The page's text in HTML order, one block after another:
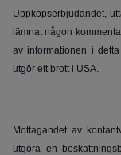
Uppköpserbjudandet,
lämnat någon
av informationen i
utgör ett brott i USA.
Mottagandet av
utgöra en